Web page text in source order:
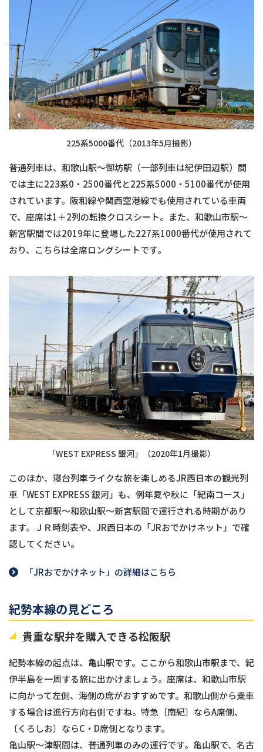
225系5000番代（2013年5月撮影）
普通列車は、和歌山駅〜御坊駅（一部列車は紀伊田辺駅）間
では主に223系0・2500番代と225系5000・5100番代が使用
されています。阪和線や関西空港線でも使用されている車両
で、座席は1＋2列の転換クロスシート。また、和歌山市駅〜
新宮駅間では2019年に登場した227系1000番代が使用されて
おり、こちらは全席ロングシートです。
「WEST EXPRESS 銀河」（2020年1月撮影）
このほか、寝台列車ライクな旅を楽しめるJR西日本の観光列
車「WEST EXPRESS 銀河」も、例年夏や秋に「紀南コース」
として京都駅〜和歌山駅〜新宮駅間で運行される時期があり
ます。ＪＲ時刻表や、JR西日本の「JRおでかけネット」で確
認してください。
「JRおでかけネット」の詳細はこちら
紀勢本線の見どころ
貴重な駅弁を購入できる松阪駅
紀勢本線の起点は、亀山駅です。ここから和歌山市駅まで、紀
伊半島を一周する旅に出かけましょう。座席は、和歌山市駅
に向かって左側、海側の席がおすすめです。和歌山側から乗車
する場合は進行方向右側ですね。特急〔南紀〕ならA席側、
〔くろしお〕ならC・D席側となります。
亀山駅〜津駅間は、普通列車のみの運行です。亀山駅で、名古